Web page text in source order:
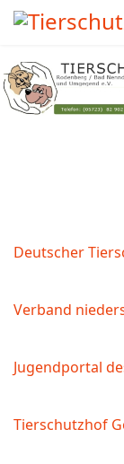
Deutscher
Verband
Jugendportal
Tierschutzhof